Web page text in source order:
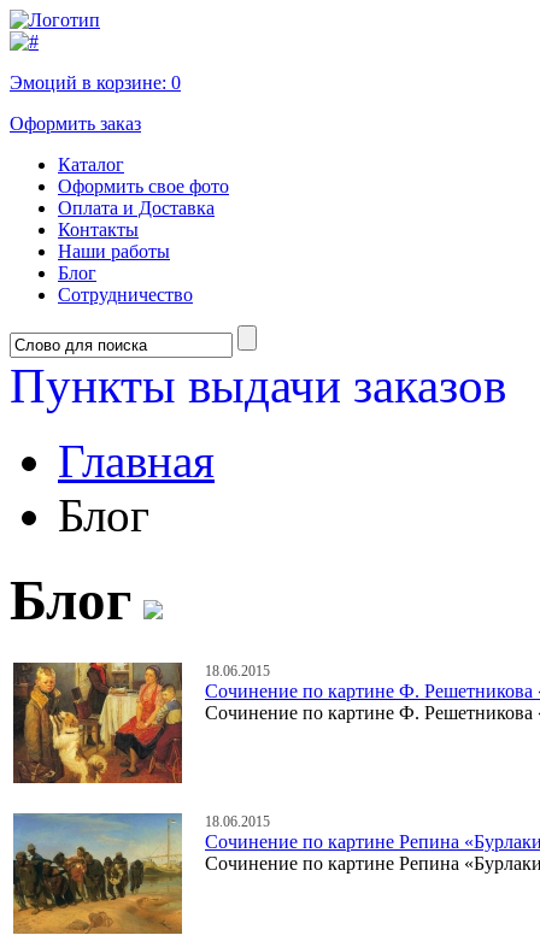
Эмоций в корзине: 0
Оформить заказ
Каталог
Оформить свое фото
Оплата и Доставка
Контакты
Наши работы
Блог
Сотрудничество
Пункты выдачи заказов
Главная
Блог
Блог
18.06.2015
Сочинение по картине Ф. Решетникова
Сочинение по картине Ф. Решетникова
18.06.2015
Сочинение по картине Репина
Сочинение по картине Репина